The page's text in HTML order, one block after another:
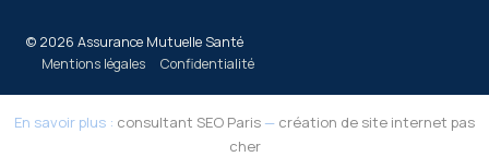
© 2026 Assurance Mutuelle Santé
Mentions légales
Confidentialité
En savoir plus : consultant SEO Paris — création de site internet pas
cher